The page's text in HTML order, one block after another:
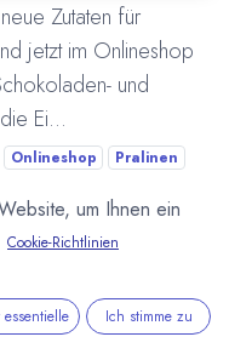
Zutaten für
jetzt im Onlineshop
und
Ei...
Onlineshop
Pralinen
um Ihnen ein
Cookie-Richtlinien
Ich stimme zu